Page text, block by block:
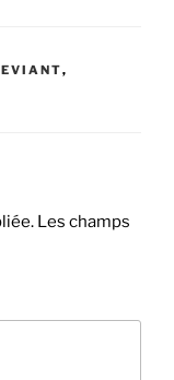
,
Les champs